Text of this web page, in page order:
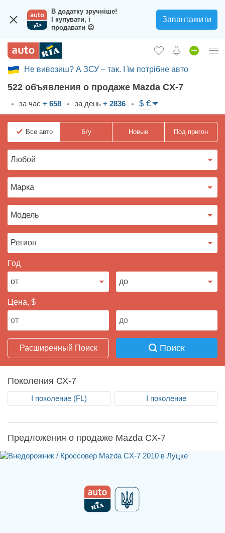
В додатку зручніше!
І купувати, і
продавати 😉
Завантажити
Вход в кабинет
Збір на авто для ЗСУ
Автомобили б/у
Новые авто
Новости
Все для авто
Загрузить приложение
Не вивозиш? А ЗСУ – так. І їм потрібне авто
522 объявления о продаже Mazda CX-7
за час + 658 за день + 2836 $ €
Все авто Б/у Новые Под пригон
Год
Цена, $
Расширенный Поиск Поиск
Поколения СХ-7
I поколение (FL) I поколение
Предложения о продаже Mazda CX-7